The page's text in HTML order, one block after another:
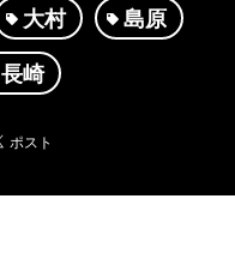
大村 島原
長崎